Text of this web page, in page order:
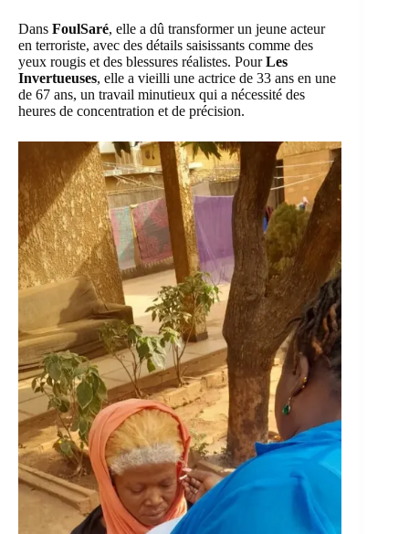
Dans FoulSaré, elle a dû transformer un jeune acteur
en terroriste, avec des détails saisissants comme des
yeux rougis et des blessures réalistes. PourLes
Invertueuses, elle a vieilli une actrice de 33 ans en une
de 67 ans, un travail minutieux qui a nécessité des
heures de concentration et de précision.